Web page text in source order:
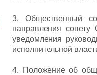
3. Общественный
направления
уведомления
исполнительной
4. Положение об